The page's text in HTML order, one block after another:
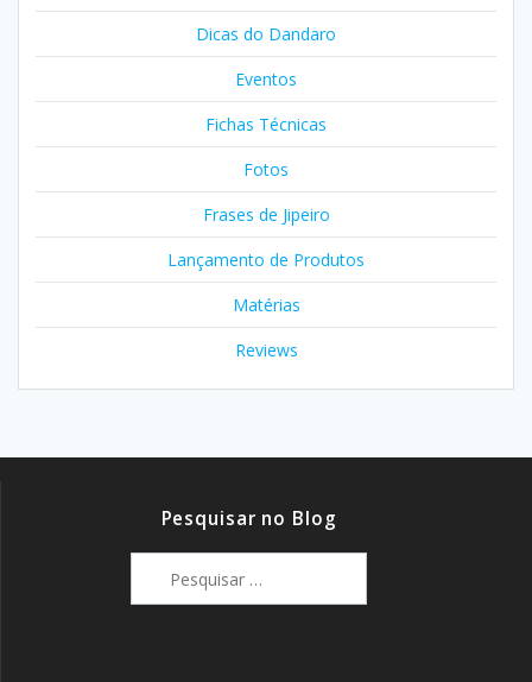
Dicas do Dandaro
Eventos
Fichas Técnicas
Fotos
Frases de Jipeiro
Lançamento de Produtos
Matérias
Reviews
Pesquisar no Blog